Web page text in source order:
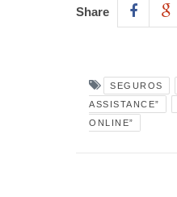
Share
SEGUROS
ASSISTANCE”
ONLINE”